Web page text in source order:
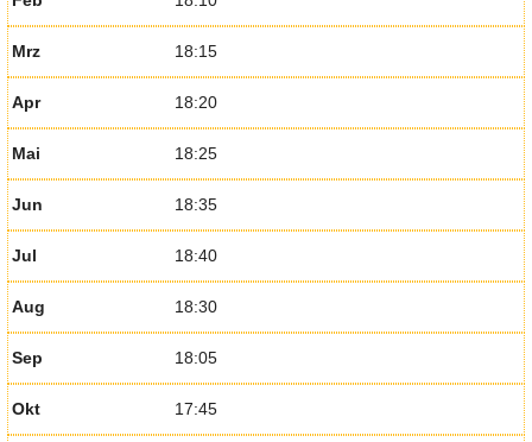
Mrz 18:15
Apr 18:20
Mai 18:25
Jun 18:35
Jul 18:40
Aug 18:30
Sep 18:05
Okt 17:45